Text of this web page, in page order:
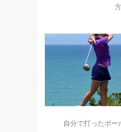
自分で打ったボー